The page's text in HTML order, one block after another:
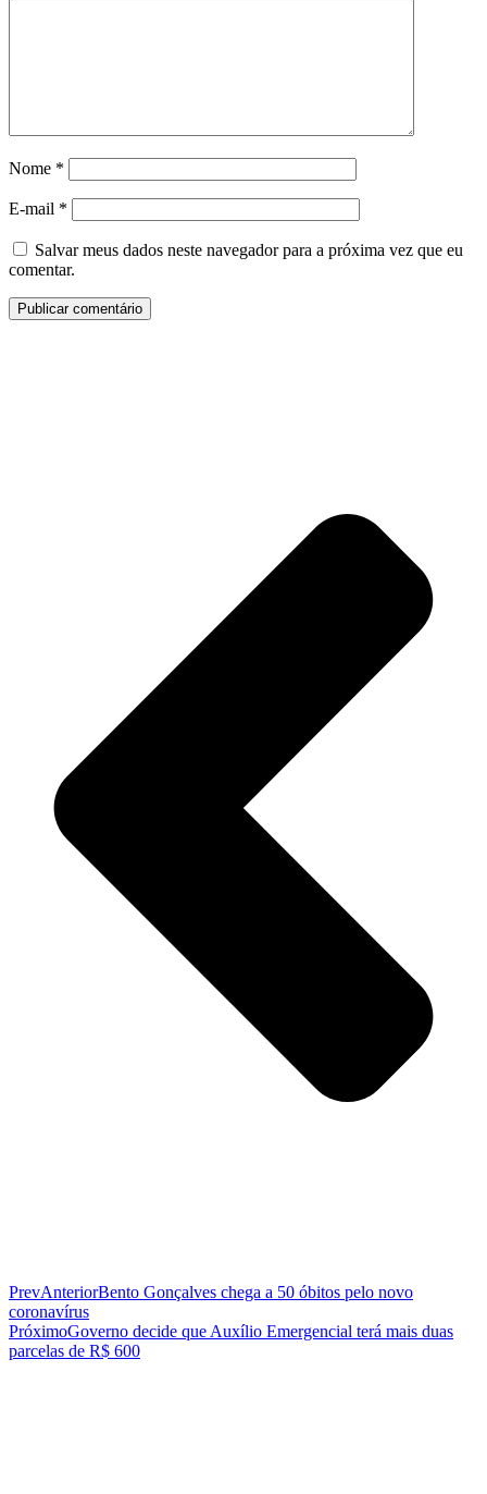
Nome *
E-mail *
Salvar meus dados neste navegador para a próxima vez que eu
comentar.
PrevAnteriorBento Gonçalves chega a 50 óbitos pelo novo
coronavírus
PróximoGoverno decide que Auxílio Emergencial terá mais duas
parcelas de R$ 600